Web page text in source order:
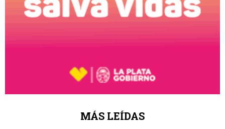
MÁS LEÍDAS